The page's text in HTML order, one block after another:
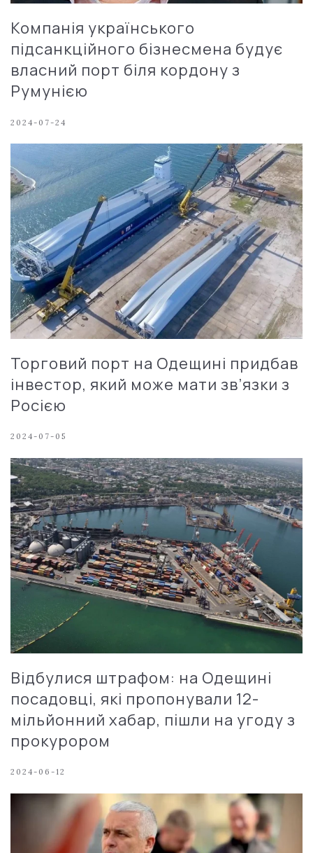
Компанія українського
підсанкційного бізнесмена будує
власний порт біля кордону з
Румунією
2024-07-24
Торговий порт на Одещині придбав
інвестор, який може мати зв’язки з
Росією
2024-07-05
Відбулися штрафом: на Одещині
посадовці, які пропонували 12-
мільйонний хабар, пішли на угоду з
прокурором
2024-06-12